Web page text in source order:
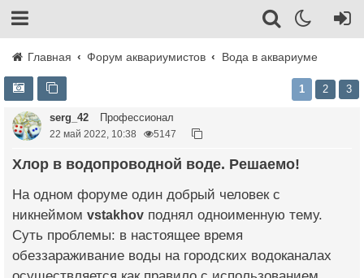
Главная Форум аквариумистов Вода в аквариуме
1 2 3
serg_42 Профессионал
22 май 2022, 10:38 5147
Хлор в водопроводной воде. Решаемо!
На одном форуме один добрый человек с
никнеймом vstakhov поднял одноименную тему.
Суть проблемы: в настоящее время
обеззараживание воды на городских водоканалах